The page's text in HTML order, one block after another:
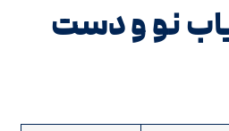
نو و دست